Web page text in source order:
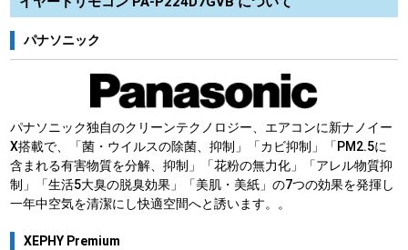
パナソニック
パナソニック独自のクリーンテクノロジー、エアコンに新ナノイー
X搭載で、「菌・ウイルスの除菌、抑制」「カビ抑制」「PM2.5に
含まれる有害物質を分解、抑制」「花粉の無力化」「アレル物質抑
制」「生活5大臭の脱臭効果」「美肌・美紙」の7つの効果を発揮し
一年中空気を清潔にし快適空間へと誘います。。
XEPHY Premium